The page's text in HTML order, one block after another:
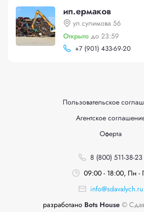
ип.ермаков
ул.сулимова 56
Открыто до 23:59
+7 (901) 433-69-20
Пользовательское
Агентское
Оферта
8 (800) 511-38-23
09:00 - 18:00, Пн -
info@sdavalych.ru
разработано Bots House ©